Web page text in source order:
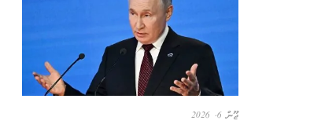
ޖޫން 6, 2026